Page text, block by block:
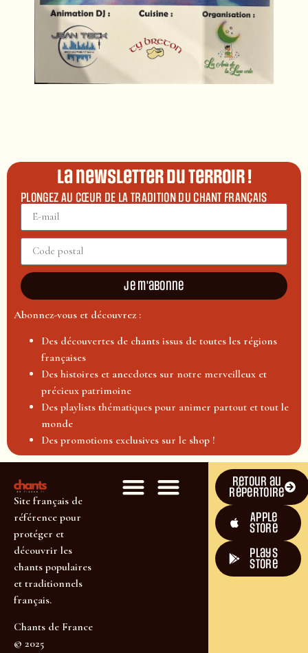
La newsletter du terroir !
PLONGEZ AU CŒUR DE LA TRADITION DU CHANT FRANÇAIS
Je m'abonne
Abonnez-vous et découvrez :
Des découvertes de chants issus de toutes les régions
françaises
Des histoires et anecdotes sur notre merveilleux et
précieux patrimoine
Des playlists thématiques pour animer partout et tout le
monde
Des promotions exclusives sur le shop !
Site français de
référence pour
protéger et
découvrir les
chants populaires
et traditionnels
français.
Chants de France
© 2025
Retour au
répertoire
Apple
Store
plays
store